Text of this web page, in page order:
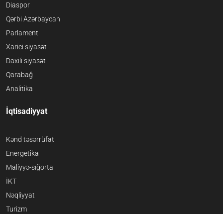
Diaspor
Qərbi Azərbaycan
Parlament
Xarici siyasət
Daxili siyasət
Qarabağ
Analitika
İqtisadiyyat
Kənd təsərrüfatı
Energetika
Maliyyə-sığorta
İKT
Nəqliyyat
Turizm